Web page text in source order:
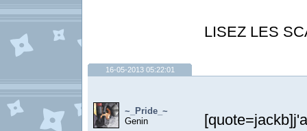
LISEZ LES
16-05-2013 05:22:01
~_Pride_~
Genin